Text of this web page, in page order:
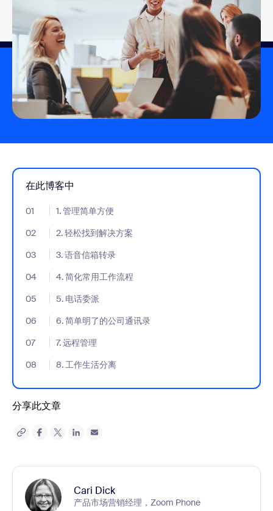
在此博客中
01 1. 管理简单方便
- Jumplink to 1. 管理简单方便
02
2. 轻松找到解决方案
- Jumplink to 2. 轻松找到解决方案
03
3. 语音信箱转录
- Jumplink to 3. 语音信箱转录
04
4. 简化常用工作流程
- Jumplink to 4. 简化常用工作流程
05
5. 电话委派
- Jumplink to 5. 电话委派
06
6. 简单明了的公司通讯录
- Jumplink to 6. 简单明了的公司通讯录
07
7. 远程管理
- Jumplink to 7. 远程管理
08
8. 工作生活分离
- Jumplink to 8. 工作生活分离
分享此文章
Cari Dick
产品市场营销经理，Zoom Phone